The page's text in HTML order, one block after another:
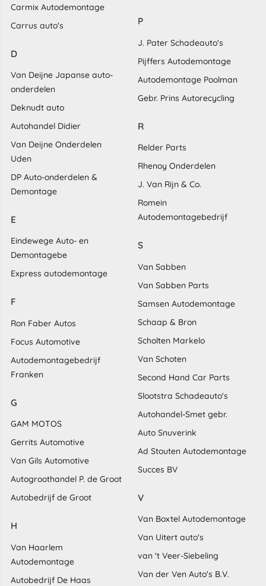
Carmix Autodemontage
Carrus auto's
D
Van Deijne Japanse auto-
onderdelen
Deknudt auto
Autohandel Didier
Van Deijne Onderdelen
Uden
DP Auto-onderdelen &
Demontage
E
Eindewege Auto- en
Demontagebe
Express autodemontage
F
Ron Faber Autos
Focus Automotive
Autodemontagebedrijf
Franken
G
GAM MOTOS
Gerrits Automotive
Van Gils Automotive
Autogroothandel P. de Groot
Autobedrijf de Groot
H
Van Haarlem
Autodemontage
Autobedrijf De Haas
P
J. Pater Schadeauto's
Pijffers Autodemontage
Autodemontage Poolman
Gebr. Prins Autorecycling
R
Relder Parts
Rhenoy Onderdelen
J. Van Rijn & Co.
Romein
Autodemontagebedrijf
S
Van Sabben
Van Sabben Parts
Samsen Autodemontage
Schaap & Bron
Scholten Markelo
Van Schoten
Second Hand Car Parts
Slootstra Schadeauto's
Autohandel-Smet gebr.
Auto Snuverink
Ad Stouten Autodemontage
Succes BV
V
Van Boxtel Autodemontage
Van Uitert auto's
van 't Veer-Siebeling
Van der Ven Auto's B.V.